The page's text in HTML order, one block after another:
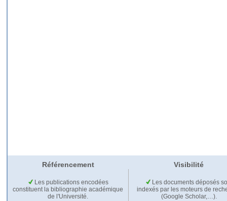
Référencement Visibilité
Les publications encodées
constituent la bibliographie académique
de l'Université.
Les documents déposés
indexés par les moteurs de
(Google Scholar,…).